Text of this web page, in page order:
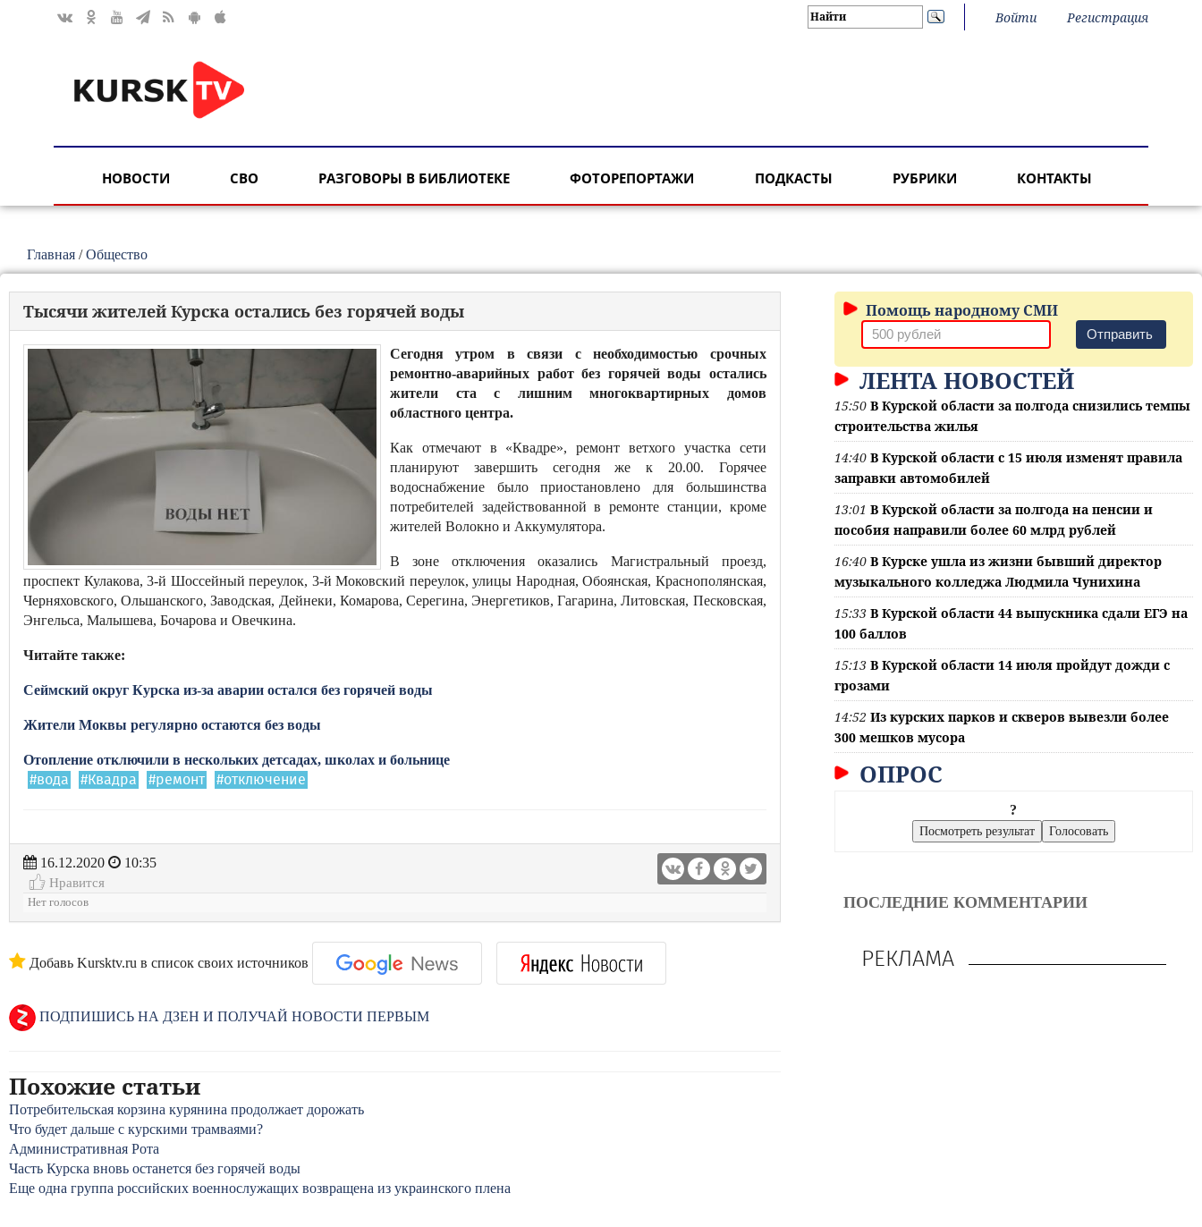
Войти Регистрация
НОВОСТИ СВО РАЗГОВОРЫ В БИБЛИОТЕКЕ ФОТОРЕПОРТАЖИ ПОДКАСТЫ РУБРИКИ КОНТАКТЫ
Главная /Общество
Тысячи жителей Курска остались без горячей воды
Сегодня утром в связи с необходимостью срочных
ремонтно-аварийных работ без горячей воды остались
жители ста с лишним многоквартирных домов
областного центра.
Как отмечают в «Квадре», ремонт ветхого участка сети
планируют завершить сегодня же к 20.00. Горячее
водоснабжение было приостановлено для большинства
потребителей задействованной в ремонте станции, кроме
жителей Волокно и Аккумулятора.
В зоне отключения оказались Магистральный проезд,
проспект Кулакова, 3-й Шоссейный переулок, 3-й Моковский переулок, улицы Народная, Обоянская, Краснополянская,
Черняховского, Ольшанского, Заводская, Дейнеки, Комарова, Серегина, Энергетиков, Гагарина, Литовская, Песковская,
Энгельса, Малышева, Бочарова и Овечкина.
Читайте также:
Сеймский округ Курска из-за аварии остался без горячей воды
Жители Моквы регулярно остаются без воды
Отопление отключили в нескольких детсадах, школах и больнице
#вода #Квадра #ремонт #отключение
16.12.2020
10:35
Нравится
Нет голосов
Добавь Kursktv.ru в список своих источников
ПОДПИШИСЬ НА ДЗЕН И ПОЛУЧАЙ НОВОСТИ ПЕРВЫМ
Похожие статьи
Потребительская корзина курянина продолжает дорожать
Что будет дальше с курскими трамваями?
Административная Рота
Часть Курска вновь останется без горячей воды
Еще одна группа российских военнослужащих возвращена из украинского плена
Помощь народному СМИ
Отправить
ЛЕНТА НОВОСТЕЙ
15:50 В Курской области за полгода снизились темпы
строительства жилья
14:40 В Курской области с 15 июля изменят правила
заправки автомобилей
13:01 В Курской области за полгода на пенсии и
пособия направили более 60 млрд рублей
16:40 В Курске ушла из жизни бывший директор
музыкального колледжа Людмила Чунихина
15:33 В Курской области 44 выпускника сдали ЕГЭ на
100 баллов
15:13 В Курской области 14 июля пройдут дожди с
грозами
14:52 Из курских парков и скверов вывезли более
300 мешков мусора
ОПРОС
?
ПОСЛЕДНИЕ КОММЕНТАРИИ
РЕКЛАМА